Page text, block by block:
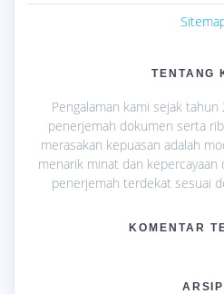
TENTANG
Pengalaman kami sejak
penerjemah dokumen serta
merasakan kepuasan adalah
menarik minat dan kepercayaan
penerjemah terdekat sesuai
KOMENTAR
ARSIP